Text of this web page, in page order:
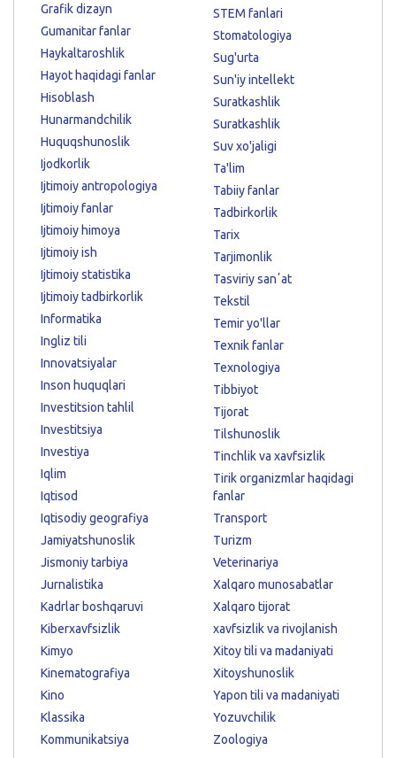
Grafik dizayn
Gumanitar fanlar
Haykaltaroshlik
Hayot haqidagi fanlar
Hisoblash
Hunarmandchilik
Huquqshunoslik
Ijodkorlik
Ijtimoiy antropologiya
Ijtimoiy fanlar
Ijtimoiy himoya
Ijtimoiy ish
Ijtimoiy statistika
Ijtimoiy tadbirkorlik
Informatika
Ingliz tili
Innovatsiyalar
Inson huquqlari
Investitsion tahlil
Investitsiya
Investiya
Iqlim
Iqtisod
Iqtisodiy geografiya
Jamiyatshunoslik
Jismoniy tarbiya
Jurnalistika
Kadrlar boshqaruvi
Kiberxavfsizlik
Kimyo
Kinematografiya
Kino
Klassika
Kommunikatsiya
STEM fanlari
Stomatologiya
Sug'urta
Sun'iy intellekt
Suratkashlik
Suratkashlik
Suv xo'jaligi
Ta'lim
Tabiiy fanlar
Tadbirkorlik
Tarix
Tarjimonlik
Tasviriy sanʼat
Tekstil
Temir yo'llar
Texnik fanlar
Texnologiya
Tibbiyot
Tijorat
Tilshunoslik
Tinchlik va xavfsizlik
Tirik organizmlar haqidagi
fanlar
Transport
Turizm
Veterinariya
Xalqaro munosabatlar
Xalqaro tijorat
xavfsizlik va rivojlanish
Xitoy tili va madaniyati
Xitoyshunoslik
Yapon tili va madaniyati
Yozuvchilik
Zoologiya